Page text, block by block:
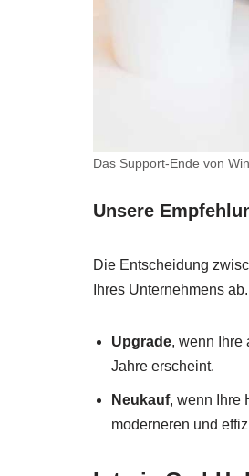
Das Support-Ende von
Unsere
Die Entscheidung
Ihres Unternehmens
Upgrade, wenn Ihre
Jahre erscheint.
Neukauf, wenn Ihre
moderneren und